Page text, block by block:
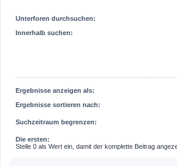
Unterforen durchsuchen:
Innerhalb suchen:
Ergebnisse anzeigen als:
Ergebnisse sortieren nach:
Suchzeitraum begrenzen:
Die ersten:
Stelle 0 als Wert ein, damit der komplette Beitrag